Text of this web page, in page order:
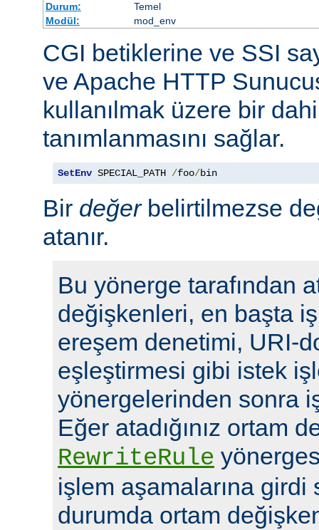
Durum:
Temel
Modül:
mod_env
CGI betiklerine ve SSI
ve Apache HTTP
kullanılmak üzere bir
tanımlanmasını sağlar.
SetEnv SPECIAL_PATH /foo/bin
Bir değerbelirtilmezse
atanır.
Bu yönerge tarafından
değişkenleri, en başta
ereşem denetimi, URI-
eşleştirmesi gibi istek
yönergelerinden sonra
Eğer atadığınız ortam
RewriteRule
işlem aşamalarına girdi
durumda ortam